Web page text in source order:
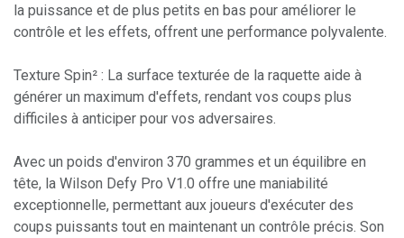
la puissance et de plus petits en bas pour améliorer le
contrôle et les effets, offrent une performance polyvalente.
Texture Spin² : La surface texturée de la raquette aide à
générer un maximum d'effets, rendant vos coups plus
difficiles à anticiper pour vos adversaires.
Avec un poids d'environ 370 grammes et un équilibre en
tête, la Wilson Defy Pro V1.0 offre une maniabilité
exceptionnelle, permettant aux joueurs d'exécuter des
coups puissants tout en maintenant un contrôle précis. Son